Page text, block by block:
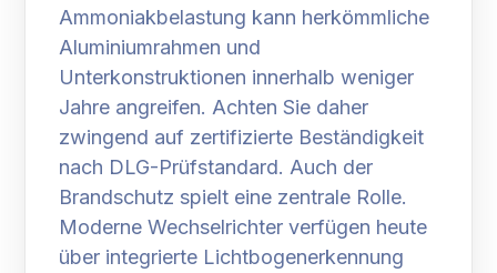
Ammoniakbelastung kann herkömmliche
Aluminiumrahmen und
Unterkonstruktionen innerhalb weniger
Jahre angreifen. Achten Sie daher
zwingend auf zertifizierte Beständigkeit
nach DLG-Prüfstandard. Auch der
Brandschutz spielt eine zentrale Rolle.
Moderne Wechselrichter verfügen heute
über integrierte Lichtbogenerkennung